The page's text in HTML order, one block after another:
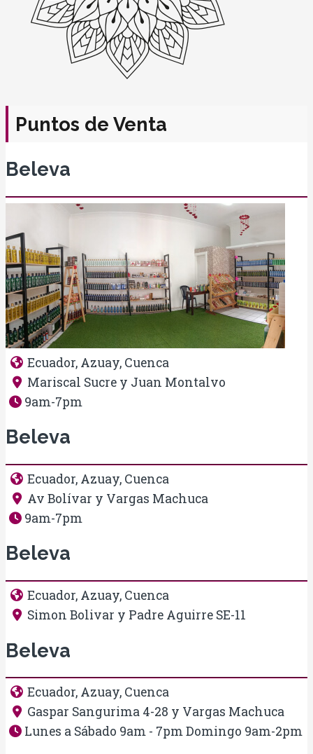
Puntos de Venta
Beleva
Ecuador, Azuay, Cuenca
Mariscal Sucre y Juan Montalvo
9am-7pm
Beleva
Ecuador, Azuay, Cuenca
Av Bolívar y Vargas Machuca
9am-7pm
Beleva
Ecuador, Azuay, Cuenca
Simon Bolivar y Padre Aguirre SE-11
Beleva
Ecuador, Azuay, Cuenca
Gaspar Sangurima 4-28 y Vargas Machuca
Lunes a Sábado 9am - 7pm Domingo 9am-2pm